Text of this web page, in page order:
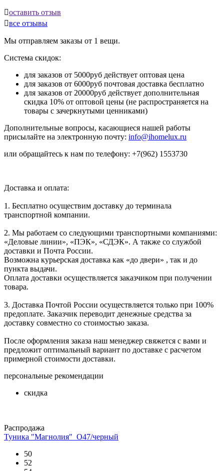
оставить отзыв
все отзывы
Мы отправляем заказы от 1 вещи.
Система скидок:
для заказов от 5000руб действует оптовая цена
для заказов от 6000руб почтовая доставка бесплатно
для заказов от 20000руб действует дополнительная
скидка 10% от оптовой цены (не распространяется на
товары с зачеркнутыми ценниками)
Дополнительные вопросы, касающиеся нашей работы
присылайте на электронную почту: info@ihomelux.ru
или обращайтесь к нам по телефону: +7(962) 1553730
Доставка и оплата:
1. Бесплатно осуществим доставку до терминала
транспортной компании.
2. Мы работаем со следующими транспортными компаниями:
«Деловые линии», «ПЭК», «СДЭК». А также со службой
доставки и Почта России.
Возможна курьерская доставка как «до двери» , так и до
пункта выдачи.
Оплата доставки осуществляется заказчиком при получении
товара.
3. Доставка Почтой России осуществляется только при 100%
предоплате. Заказчик переводит денежные средства за
доставку совместно со стоимостью заказа.
После оформления заказа наш менеджер свяжется с вами и
предложит оптимальный вариант по доставке с расчетом
примерной стоимости доставки.
персональные рекомендации
скидка
Распродажа
Туника "Магнолия"_О47/черный
50
52